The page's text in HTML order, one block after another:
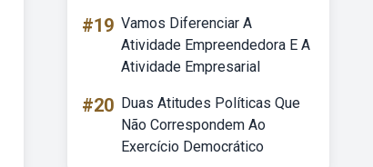
#19 Vamos Diferenciar A
Atividade Empreendedora E A
Atividade Empresarial
#20 Duas Atitudes Políticas Que
Não Correspondem Ao
Exercício Democrático